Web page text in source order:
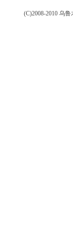
(C)2008-2010 乌